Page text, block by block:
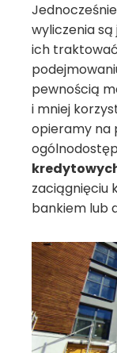
wyliczenia
ich
pewnością
i mniej
opieramy na
zaciągnięciu
bankiem lub